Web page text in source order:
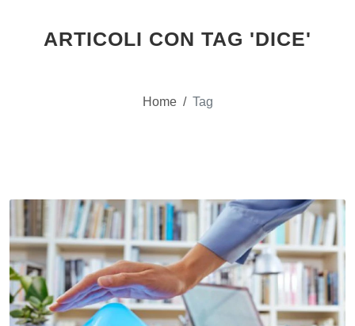
ARTICOLI CON TAG 'DICE'
Home / Tag